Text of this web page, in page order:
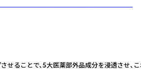
とで、5大医薬部外品成分を浸透さ